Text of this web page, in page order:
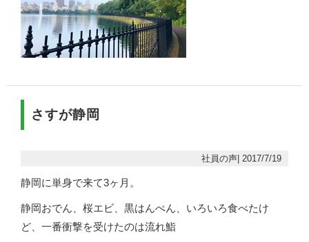
さすが静岡
社員の声| 2017/7/19
静岡に単身で来て3ヶ月。
静岡おでん、桜エビ、黒はんぺん、いろいろ食べたけ
ど、一番衝撃を受けたのは流れ鮨